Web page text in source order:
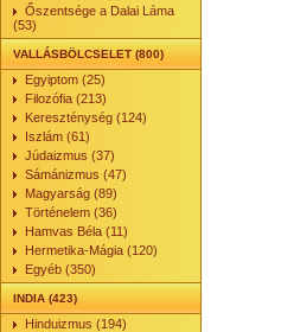
Őszentsége a Dalai Láma
(53)
VALLÁSBÖLCSELET (800)
Egyiptom (25)
Filozófia (213)
Kereszténység (124)
Iszlám (61)
Júdaizmus (37)
Sámánizmus (47)
Magyarság (89)
Történelem (36)
Hamvas Béla (11)
Hermetika-Mágia (120)
Egyéb (350)
INDIA (423)
Hinduizmus (194)